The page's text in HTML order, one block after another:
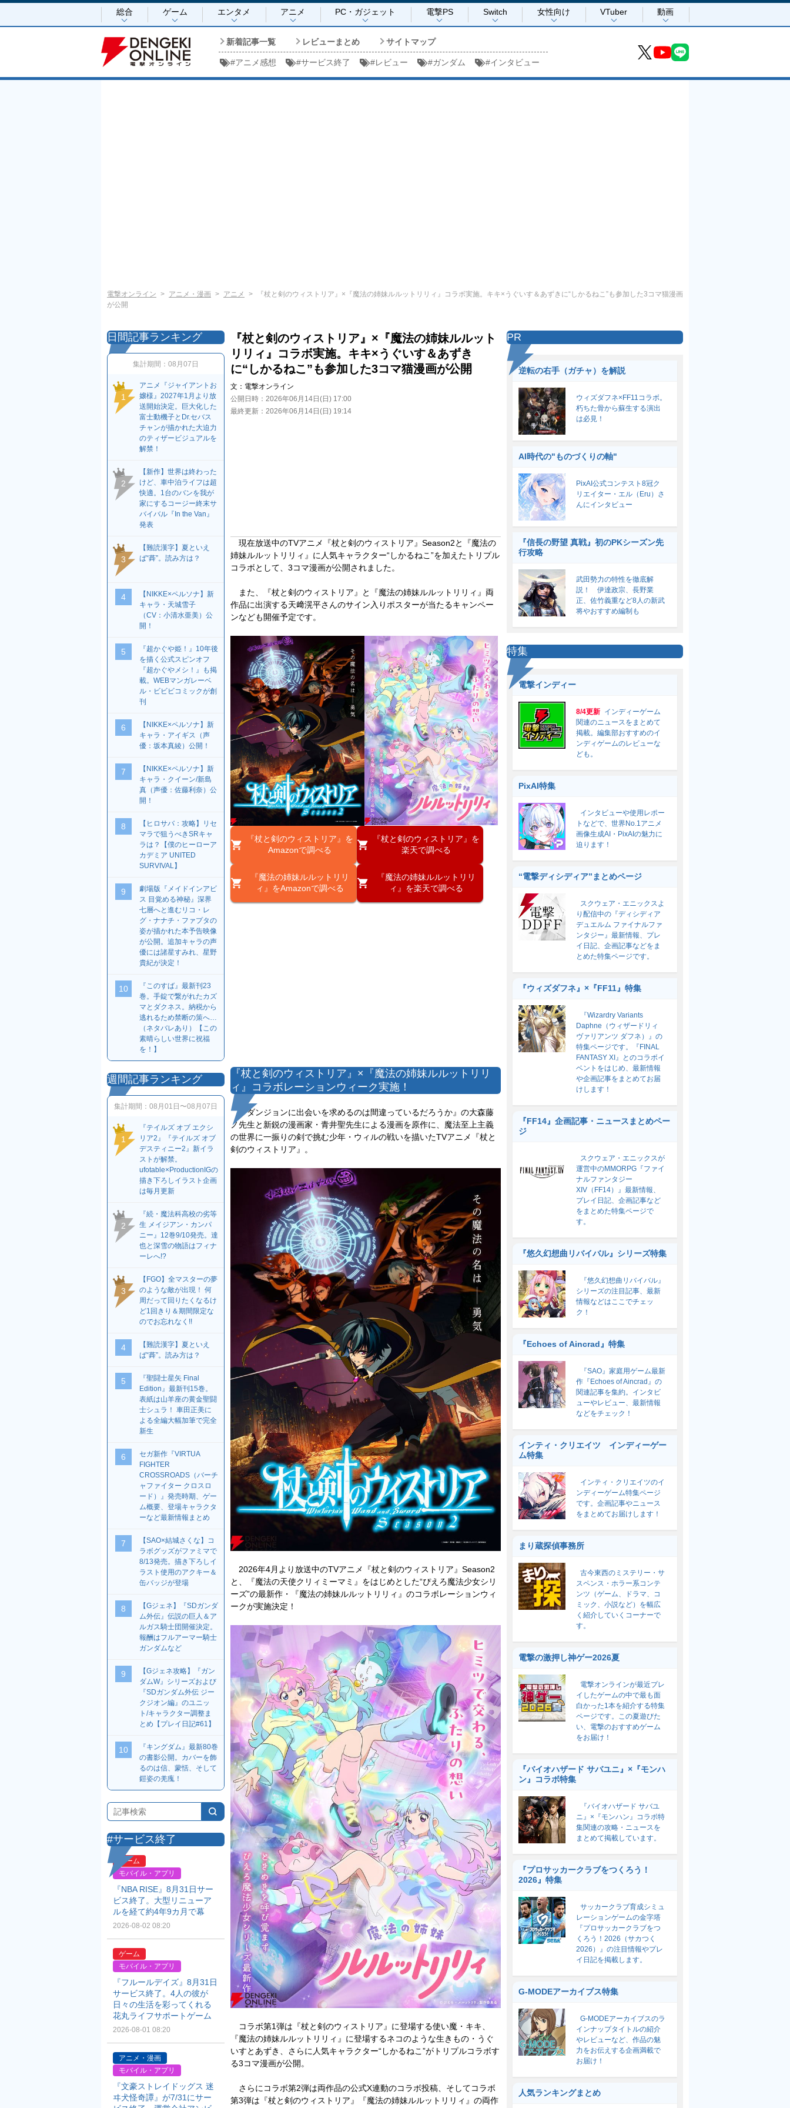
総合 ゲーム エンタメ アニメ PC・ガジェット 電撃PS Switch 女性向け VTuber 動画
新着記事一覧 レビューまとめ サイトマップ
#アニメ感想 #サービス終了 #レビュー #ガンダム #インタビュー
電撃オンライン アニメ・漫画 アニメ
『杖と剣のウィストリア』×『魔法の姉妹ルルットリリィ』コラボ実施。キキ×うぐいす＆あずきに“しかるねこ”も参加した3コマ猫漫画
が公開
『杖と剣のウィストリア』×『魔法の姉妹ルルット
リリィ』コラボ実施。キキ×うぐいす＆あずき
に“しかるねこ”も参加した3コマ猫漫画が公開
文： 電撃オンライン
公開日時： 2026年06月14日(日) 17:00
最終更新： 2026年06月14日(日) 19:14
現在放送中のTVアニメ『杖と剣のウィストリア』Season2と『魔法の
姉妹ルルットリリィ』に人気キャラクター“しかるねこ”を加えたトリプル
コラボとして、3コマ漫画が公開されました。
また、『杖と剣のウィストリア』と『魔法の姉妹ルルットリリィ』両
作品に出演する天﨑滉平さんのサイン入りポスターが当たるキャンペー
ンなども開催予定です。
『杖と剣のウィストリア』を
Amazonで調べる
『杖と剣のウィストリア』を
楽天で調べる
『魔法の姉妹ルルットリリ
ィ』をAmazonで調べる
『魔法の姉妹ルルットリリ
ィ』を楽天で調べる
『杖と剣のウィストリア』×『魔法の姉妹ルルットリリ
ィ』コラボレーションウィーク実施！
『ダンジョンに出会いを求めるのは間違っているだろうか』の大森藤
ノ先生と新鋭の漫画家・青井聖先生による漫画を原作に、魔法至上主義
の世界に一振りの剣で挑む少年・ウィルの戦いを描いたTVアニメ『杖と
剣のウィストリア』。
2026年4月より放送中のTVアニメ『杖と剣のウィストリア』Season2
と、『魔法の天使クリィミーマミ』をはじめとした“ぴえろ魔法少女シリ
ーズ”の最新作・『魔法の姉妹ルルットリリィ』のコラボレーションウィ
ークが実施決定！
コラボ第1弾は『杖と剣のウィストリア』に登場する使い魔・キキ、
『魔法の姉妹ルルットリリィ』に登場するネコのような生きもの・うぐ
いすとあずき、さらに人気キャラクター“しかるねこ”がトリプルコラボす
る3コマ漫画が公開。
さらにコラボ第2弾は両作品の公式X連動のコラボ投稿、そしてコラボ
第3弾は『杖と剣のウィストリア』『魔法の姉妹ルルットリリィ』の両作
日間記事ランキング
集計期間： 08月07日
1
アニメ『ジャイアントお
嬢様』2027年1月より放
送開始決定。巨大化した
富士動機子とDr.セバス
チャンが描かれた大迫力
のティザービジュアルを
解禁！
2
【新作】世界は終わった
けど、車中泊ライフは超
快適。1台のバンを我が
家にするコージー終末サ
バイバル『In the Van』
発表
3
【難読漢字】夏といえ
ば“蕣”。読み方は？
4
【NIKKE×ペルソナ】新
キャラ・天城雪子
（CV：小清水亜美）公
開！
5
『超かぐや姫！』10年後
を描く公式スピンオフ
『超かぐやメシ！』も掲
載。WEBマンガレーベ
ル・ビビビコミックが創
刊
6
【NIKKE×ペルソナ】新
キャラ・アイギス（声
優：坂本真綾）公開！
7
【NIKKE×ペルソナ】新
キャラ・クイーン/新島
真（声優：佐藤利奈）公
開！
8
【ヒロサバ：攻略】リセ
マラで狙うべきSRキャ
ラは？【僕のヒーローア
カデミア UNITED
SURVIVAL】
9
劇場版『メイドインアビ
ス 目覚める神秘』深界
七層へと進むリコ・レ
グ・ナナチ・ファプタの
姿が描かれた本予告映像
が公開。追加キャラの声
優には諸星すみれ、星野
貴紀が決定！
10
『このすば』最新刊23
巻。手錠で繋がれたカズ
マとダクネス。納税から
逃れるため禁断の策へ…
（ネタバレあり）【この
素晴らしい世界に祝福
を！】
週間記事ランキング
集計期間： 08月01日〜08月07日
1
『テイルズ オブ エクシ
リア2』『テイルズ オブ
デスティニー2』新イラ
ストが解禁。
ufotable×ProductionIGの
描き下ろしイラスト企画
は毎月更新
2
『続・魔法科高校の劣等
生 メイジアン・カンパ
ニー』12巻9/10発売。達
也と深雪の物語はフィナ
ーレへ!?
3
【FGO】全マスターの夢
のような敵が出現！ 何
周だって回りたくなるけ
ど1回きり＆期間限定な
のでお忘れなく!!
4
【難読漢字】夏といえ
ば“蕣”。読み方は？
5
『聖闘士星矢 Final
Edition』最新刊15巻。
表紙は山羊座の黄金聖闘
士シュラ！ 車田正美に
よる全編大幅加筆で完全
新生
6
セガ新作『VIRTUA
FIGHTER
CROSSROADS（バーチ
ャファイター クロスロ
ード）』発売時期、ゲー
ム概要、登場キャラクタ
ーなど最新情報まとめ
7
【SAO×結城さくな】コ
ラボグッズがファミマで
8/13発売。描き下ろしイ
ラスト使用のアクキー＆
缶バッジが登場
8
【Gジェネ】『SDガンダ
ム外伝』伝説の巨人＆ア
ルガス騎士団開催決定。
報酬はフルアーマー騎士
ガンダムなど
9
【Gジェネ攻略】『ガン
ダムW』シリーズおよび
『SDガンダム外伝 ジー
クジオン編』のユニッ
ト/キャラクター調整ま
とめ【プレイ日記#61】
10
『キングダム』最新80巻
の書影公開。カバーを飾
るのは信、蒙恬、そして
鎧姿の羌瘣！
#サービス終了
ゲーム
モバイル・アプリ
『NBA RISE』8月31日サー
ビス終了。大型リニューア
ルを経て約4年9カ月で幕
2026-08-02 08:20
ゲーム
モバイル・アプリ
『フルールデイズ』8月31日
サービス終了。4人の彼が
日々の生活を彩ってくれる
花丸ライフサポートゲーム
2026-08-01 08:20
アニメ・漫画
モバイル・アプリ
『文豪ストレイドッグス 迷
ヰ犬怪奇譚』が7/31にサー
PR
逆転の右手（ガチャ）を解説
ウィズダフネ×FF11コラボ。
朽ちた骨から蘇生する演出
は必見！
AI時代の"ものづくりの軸"
PixAI公式コンテスト8冠ク
リエイター・エル（Eru）さ
んにインタビュー
『信長の野望 真戦』初のPKシーズン先
行攻略
武田勢力の特性を徹底解
説！ 伊達政宗、長野業
正、佐竹義重など8人の新武
将やおすすめ編制も
特集
電撃インディー
8/4更新 インディーゲーム
関連のニュースをまとめて
掲載。編集部おすすめのイ
ンディゲームのレビューな
ども。
PixAI特集
インタビューや使用レポー
トなどで、世界No.1アニメ
画像生成AI・PixAIの魅力に
迫ります！
“電撃ディシディア”まとめページ
スクウェア・エニックスよ
り配信中の『ディシディア
デュエルム ファイナルファ
ンタジー』最新情報、プレ
イ日記、企画記事などをま
とめた特集ページです。
『ウィズダフネ』×『FF11』特集
『Wizardry Variants
Daphne（ウィザードリィ
ヴァリアンツ ダフネ）』の
特集ページです。『FINAL
FANTASY XI』とのコラボイ
ベントをはじめ、最新情報
や企画記事をまとめてお届
けします！
『FF14』企画記事・ニュースまとめペー
ジ
スクウェア・エニックスが
運営中のMMORPG『ファイ
ナルファンタジー
XIV（FF14）』最新情報、
プレイ日記、企画記事など
をまとめた特集ページで
す。
『悠久幻想曲リバイバル』シリーズ特集
『悠久幻想曲リバイバル』
シリーズの注目記事、最新
情報などはここでチェッ
ク！
『Echoes of Aincrad』特集
『SAO』家庭用ゲーム最新
作『Echoes of Aincrad』の
関連記事を集約。インタビ
ューやレビュー、最新情報
などをチェック！
インティ・クリエイツ インディーゲー
ム特集
インティ・クリエイツのイ
ンディーゲーム特集ページ
です。企画記事やニュース
をまとめてお届けします！
まり蔵探偵事務所
古今東西のミステリー・サ
スペンス・ホラー系コンテ
ンツ（ゲーム、ドラマ、コ
ミック、小説など）を幅広
く紹介していくコーナーで
す。
電撃の激押し神ゲー2026夏
電撃オンラインが最近プレ
イしたゲームの中で最も面
白かった1本を紹介する特集
ページです。この夏遊びた
い、電撃のおすすめゲーム
をお届け！
『バイオハザード サバユニ』×『モンハ
ン』コラボ特集
『バイオハザード サバユ
ニ』×『モンハン』コラボ特
集関連の攻略・ニュースを
まとめて掲載しています。
『プロサッカークラブをつくろう！
2026』特集
サッカークラブ育成シミュ
レーションゲームの金字塔
『プロサッカークラブをつ
くろう！2026（サカつく
2026）』の注目情報やプレ
イ日記を掲載します。
G-MODEアーカイブス特集
G-MODEアーカイブスのラ
インナップタイトルの紹介
やレビューなど、作品の魅
力をお伝えする企画満載で
お届け！
人気ランキングまとめ